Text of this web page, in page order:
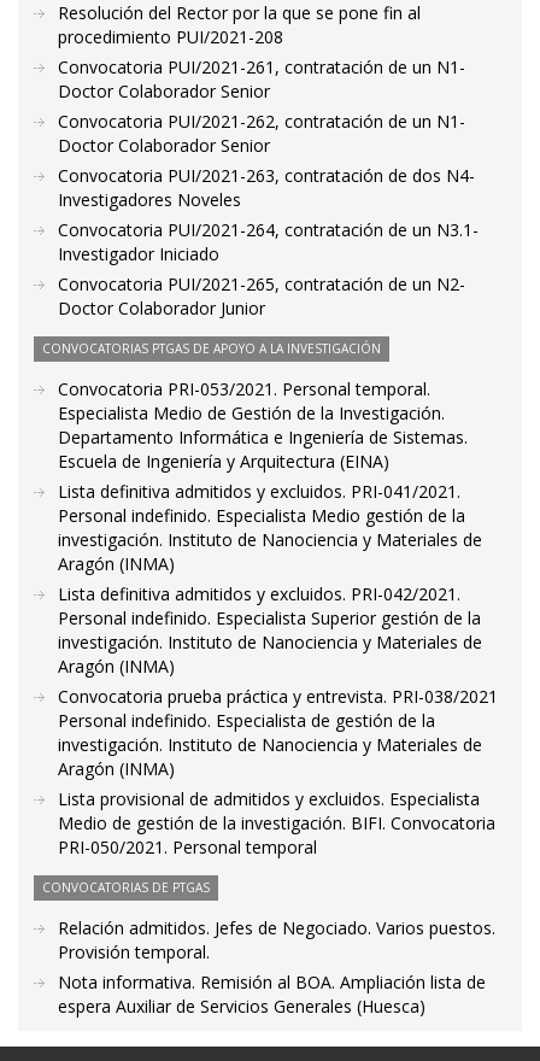
Resolución del Rector por la que se pone fin al
procedimiento PUI/2021-208
Convocatoria PUI/2021-261, contratación de un N1-
Doctor Colaborador Senior
Convocatoria PUI/2021-262, contratación de un N1-
Doctor Colaborador Senior
Convocatoria PUI/2021-263, contratación de dos N4-
Investigadores Noveles
Convocatoria PUI/2021-264, contratación de un N3.1-
Investigador Iniciado
Convocatoria PUI/2021-265, contratación de un N2-
Doctor Colaborador Junior
CONVOCATORIAS PTGAS DE APOYO A LA INVESTIGACIÓN
Convocatoria PRI-053/2021. Personal temporal.
Especialista Medio de Gestión de la Investigación.
Departamento Informática e Ingeniería de Sistemas.
Escuela de Ingeniería y Arquitectura (EINA)
Lista definitiva admitidos y excluidos. PRI-041/2021.
Personal indefinido. Especialista Medio gestión de la
investigación. Instituto de Nanociencia y Materiales de
Aragón (INMA)
Lista definitiva admitidos y excluidos. PRI-042/2021.
Personal indefinido. Especialista Superior gestión de la
investigación. Instituto de Nanociencia y Materiales de
Aragón (INMA)
Convocatoria prueba práctica y entrevista. PRI-038/2021
Personal indefinido. Especialista de gestión de la
investigación. Instituto de Nanociencia y Materiales de
Aragón (INMA)
Lista provisional de admitidos y excluidos. Especialista
Medio de gestión de la investigación. BIFI. Convocatoria
PRI-050/2021. Personal temporal
CONVOCATORIAS DE PTGAS
Relación admitidos. Jefes de Negociado. Varios puestos.
Provisión temporal.
Nota informativa. Remisión al BOA. Ampliación lista de
espera Auxiliar de Servicios Generales (Huesca)